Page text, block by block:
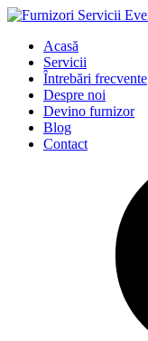
Acasă
Servicii
Întrebări frecvente
Despre noi
Devino furnizor
Blog
Contact